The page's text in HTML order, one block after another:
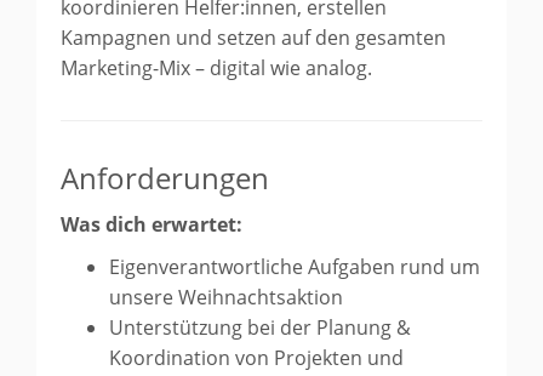
koordinieren Helfer:innen, erstellen
Kampagnen und setzen auf den gesamten
Marketing-Mix – digital wie analog.
Anforderungen
Was dich erwartet:
Eigenverantwortliche Aufgaben rund um
unsere Weihnachtsaktion
Unterstützung bei der Planung &
Koordination von Projekten und